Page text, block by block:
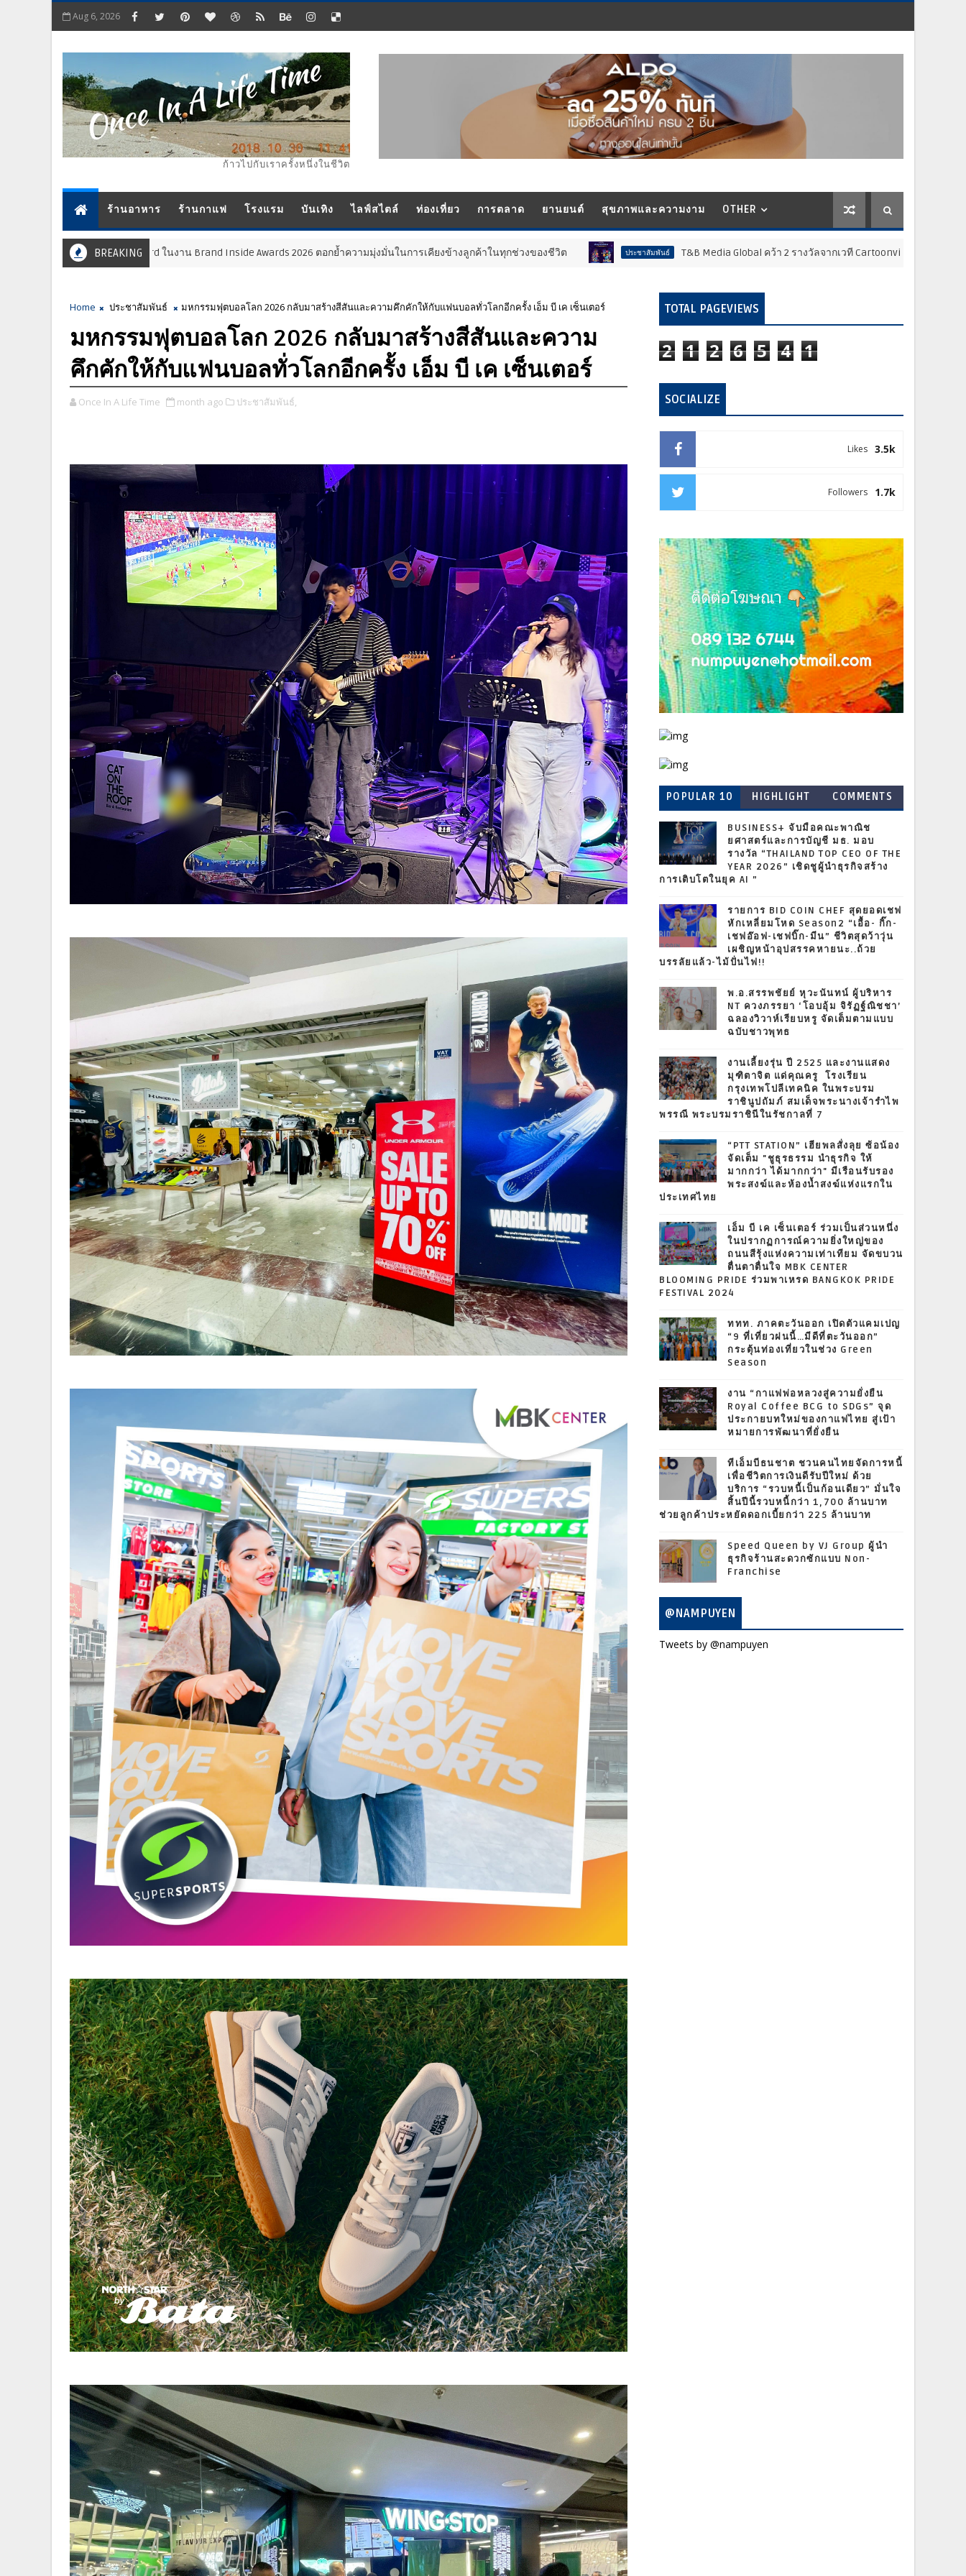
Aug 6, 2026
ก้าวไปกับเราครั้งหนึ่งในชีวิต
ร้านอาหาร ร้านกาแฟ โรงแรม บันเทิง ไลฟ์สไตล์ ท่องเที่ยว การตลาด ยานยนต์ สุขภาพและความงาม OTHER
BREAKING
Partner Award ในงาน Brand Inside Awards 2026 ตอกย้ำความมุ่งมั่นในการเคียงข้างลูกค้าในทุกช่วงของชีวิต ประชาสัมพันธ์ T&B Media Global คว้า 2 รางวัลจากเวที Cartoonvision Animation Contest ตอก
Home ประชาสัมพันธ์ มหกรรมฟุตบอลโลก 2026 กลับมาสร้างสีสันและความคึกคักให้กับแฟนบอลทั่วโลกอีกครั้ง เอ็ม บี เค เซ็นเตอร์
มหกรรมฟุตบอลโลก 2026 กลับมาสร้างสีสันและความ
คึกคักให้กับแฟนบอลทั่วโลกอีกครั้ง เอ็ม บี เค เซ็นเตอร์
Once In A Life Time month ago ประชาสัมพันธ์,
TOTAL PAGEVIEWS
2 1 2 6 5 4 1
SOCIALIZE
3.5k
Likes
1.7k
Followers
POPULAR 10 HIGHLIGHT COMMENTS
BUSINESS+ จับมือคณะพาณิช
ยศาสตร์และการบัญชี มธ. มอบ
รางวัล “THAILAND TOP CEO OF THE
YEAR 2026” เชิดชูผู้นำธุรกิจสร้าง
การเติบโตในยุค AI ”
รายการ BID COIN CHEF สุดยอดเชฟ
หักเหลี่ยมโหด Season2 “เอื้อ- กิ๊ก-
เชฟอ๊อฟ-เชฟบิ๊ก-มีน” ชีวิตสุดว้าวุ่น
เผชิญหน้าอุปสรรคหายนะ..ถ้วย
บรรลัยแล้ว-ไม้ปั่นไฟ!!
พ.อ.สรรพชัยย์ หุวะนันทน์ ผู้บริหาร
NT ควงภรรยา ‘โอบอุ้ม จิรัฏฐ์ณิชชา’
ฉลองวิวาห์เรียบหรู จัดเต็มตามแบบ
ฉบับชาวพุทธ
งานเลี้ยงรุ่น ปี 2525 และงานแสดง
มุฑิตาจิต แด่คุณครู โรงเรียน
กรุงเทพโปลีเทคนิค ในพระบรม
ราชินูปถัมภ์ สมเด็จพระนางเจ้ารำไพ
พรรณี พระบรมราชินีในรัชกาลที่ 7
“PTT STATION” เฮียพลสั่งลุย ซ้อน้อง
จัดเต็ม "ชูธุรธรรม นำธุรกิจ ให้
มากกว่า ได้มากกว่า" มีเรือนรับรอง
พระสงฆ์และห้องน้ำสงฆ์แห่งแรกใน
ประเทศไทย
เอ็ม บี เค เซ็นเตอร์ ร่วมเป็นส่วนหนึ่ง
ในปรากฏการณ์ความยิ่งใหญ่ของ
ถนนสีรุ้งแห่งความเท่าเทียม จัดขบวน
ตื่นตาตื่นใจ MBK CENTER
BLOOMING PRIDE ร่วมพาเหรด BANGKOK PRIDE
FESTIVAL 2024
ททท. ภาคตะวันออก เปิดตัวแคมเปญ
“9 ที่เที่ยวฝนนี้…มีดีที่ตะวันออก”
กระตุ้นท่องเที่ยวในช่วง Green
Season
งาน “กาแฟพ่อหลวงสู่ความยั่งยืน
Royal Coffee BCG to SDGs” จุด
ประกายบทใหม่ของกาแฟไทย สู่เป้า
หมายการพัฒนาที่ยั่งยืน
ทีเอ็มบีธนชาต ชวนคนไทยจัดการหนี้
เพื่อชีวิตการเงินดีรับปีใหม่ ด้วย
บริการ “รวบหนี้เป็นก้อนเดียว” มั่นใจ
สิ้นปีนี้รวบหนี้กว่า 1,700 ล้านบาท
ช่วยลูกค้าประหยัดดอกเบี้ยกว่า 225 ล้านบาท
Speed Queen by VJ Group ผู้นำ
ธุรกิจร้านสะดวกซักแบบ Non-
Franchise
@NAMPUYEN
Tweets by @nampuyen